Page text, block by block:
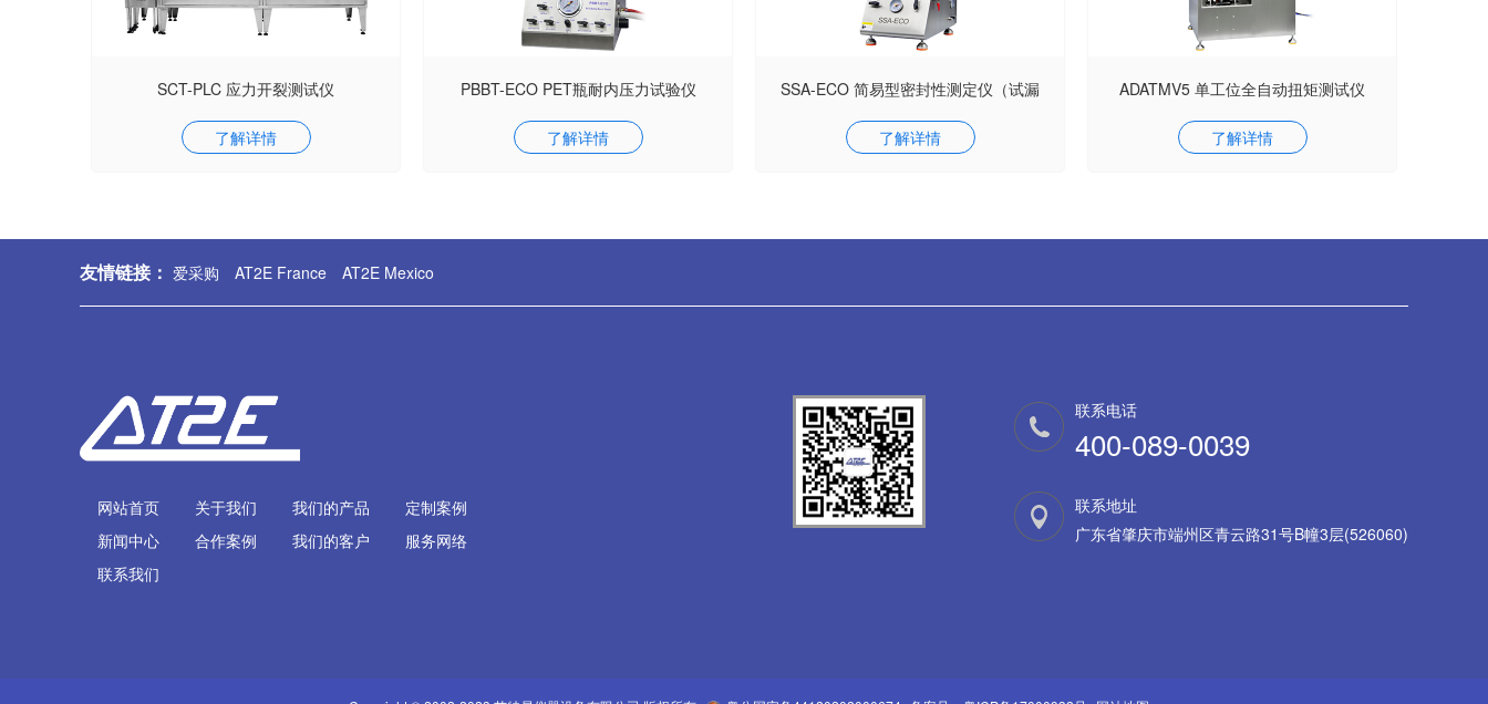
SCT-PLC 应力开裂测试仪
了解详情
PBBT-ECO PET瓶耐内压力试验仪
了解详情
SSA-ECO 简易型密封性测定仪（试漏
了解详情
ADATMV5 单工位全自动扭矩测试仪
了解详情
友情链接： 爱采购 AT2E France AT2E Mexico
网站首页 关于我们 我们的产品
定制案例
新闻中心
合作案例 我们的客户
服务网络
联系我们
联系电话
400-089-0039
联系地址
广东省肇庆市端州区青云路31号B幢3层(526060)